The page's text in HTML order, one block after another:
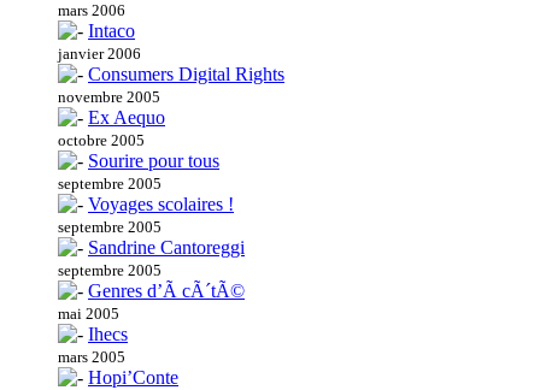
mars 2006
Intaco
janvier 2006
Consumers Digital Rights
novembre 2005
Ex Aequo
octobre 2005
Sourire pour tous
septembre 2005
Voyages scolaires !
septembre 2005
Sandrine Cantoreggi
septembre 2005
Genres d’Ã cÃ´tÃ©
mai 2005
Ihecs
mars 2005
Hopi’Conte